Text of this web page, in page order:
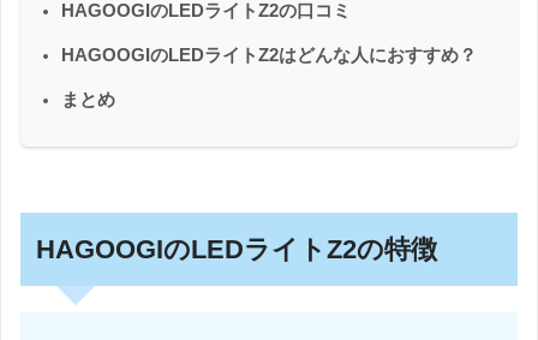
HAGOOGIのLEDライトZ2の口コミ
HAGOOGIのLEDライトZ2はどんな人におすすめ？
まとめ
HAGOOGIのLEDライトZ2の特徴